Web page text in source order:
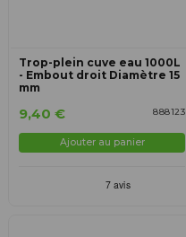
Trop-plein cuve eau 1000L
- Embout droit Diamètre 15
mm
888123
9,40 €
Ajouter au panier